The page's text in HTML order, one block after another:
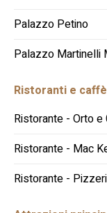
Palazzo Petino
Palazzo Martinelli
Ristoranti e caffè
Ristorante - Orto
Ristorante - Mac
Ristorante -